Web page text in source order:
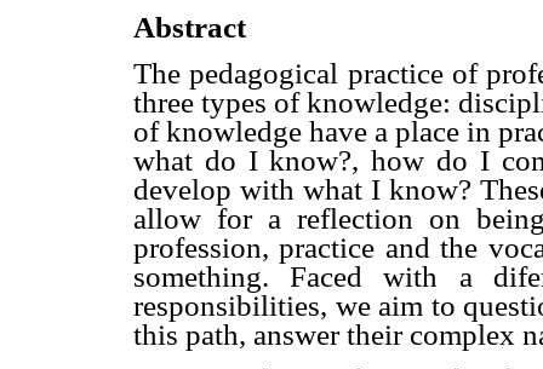
Abstract
The pedagogical practice of
three types of knowledge:
of knowledge have a place in
what do I know?, how do I
develop with what I know?
allow for a reflection on
profession, practice and the
something. Faced with a
responsibilities, we aim to
this path, answer their complex